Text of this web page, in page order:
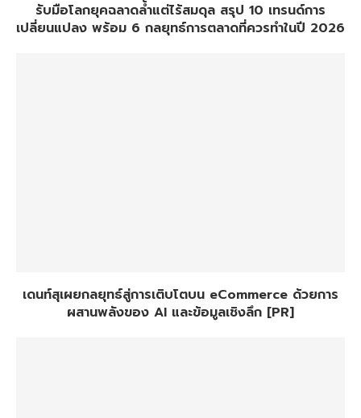
รับมือโลกยุคฉลาดล้ำแต่ไร้สมดุล สรุป 10 เทรนด์การ
เปลี่ยนแปลง พร้อม 6 กลยุทธ์การตลาดที่ควรทำในปี 2026
เดนท์สุเผยกลยุทธ์สู่การเติบโตบน eCommerce ด้วยการ
ผสานพลังของ AI และข้อมูลเชิงลึก [PR]